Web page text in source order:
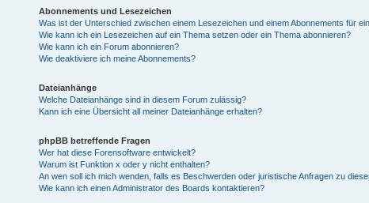
Abonnements und Lesezeichen
Was ist der Unterschied zwischen einem Lesezeichen und einem Abonnements für
Wie kann ich ein Lesezeichen auf ein Thema setzen oder ein Thema abonnieren?
Wie kann ich ein Forum abonnieren?
Wie deaktiviere ich meine Abonnements?
Dateianhänge
Welche Dateianhänge sind in diesem Forum zulässig?
Kann ich eine Übersicht all meiner Dateianhänge erhalten?
phpBB betreffende Fragen
Wer hat diese Forensoftware entwickelt?
Warum ist Funktion x oder y nicht enthalten?
An wen soll ich mich wenden, falls es Beschwerden oder juristische Anfragen zu
Wie kann ich einen Administrator des Boards kontaktieren?